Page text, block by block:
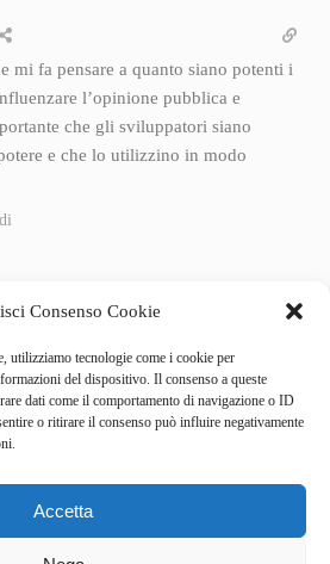
Consenso Cookie
utilizziamo tecnologie come i cookie per
del dispositivo. Il consenso a queste
dati come il comportamento di navigazione o ID
o ritirare il consenso può influire negativamente
Accetta
mi fa pensare a quanto siano potenti i
l’opinione pubblica e
che gli sviluppatori siano
e che lo utilizzino in modo
Categories